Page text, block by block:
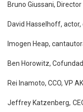
Bruno Giussani,
David Hasselhoff,
Imogen Heap,
Ben Horowitz,
Rei Inamoto, CCO, VP
Jeffrey Katzenberg,